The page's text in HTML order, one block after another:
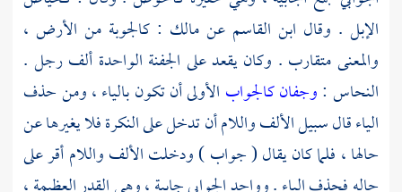
الإبل . وقال ابن القاسمعن مالك : كالجوبة من الأرض ،
والمعنى متقارب . وكان يقعد على الجفنة الواحدة ألف رجل .
النحاس :وجفان كالجواب الأولى أن تكون بالياء ، ومن حذف
الياء قال سبيل الألف واللام أن تدخل على النكرة فلا يغيرها عن
حالها ، فلما كان يقال ( جواب ) ودخلت الألف واللام أقر على